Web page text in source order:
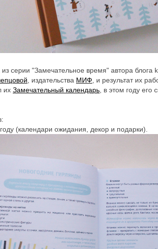
из серии "Замечательное время" автора блога
, издательства МИФ , и результат их
их Замечательный календарь , в этом году
(календари ожидания, декор и подарки).